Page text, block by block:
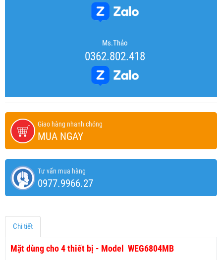
Ms.Thảo
0362.802.418
Giao hàng nhanh chóng
MUA NGAY
Tư vấn mua hàng
0977.9966.27
Chi tiết
Mặt dùng cho 4 thiết bị - Model WEG6804MB